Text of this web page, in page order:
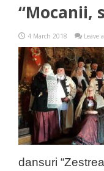
“Mocanii,
4 March 2018 Leave
dansuri